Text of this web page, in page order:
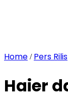
Home / Pers Rilis
Haier